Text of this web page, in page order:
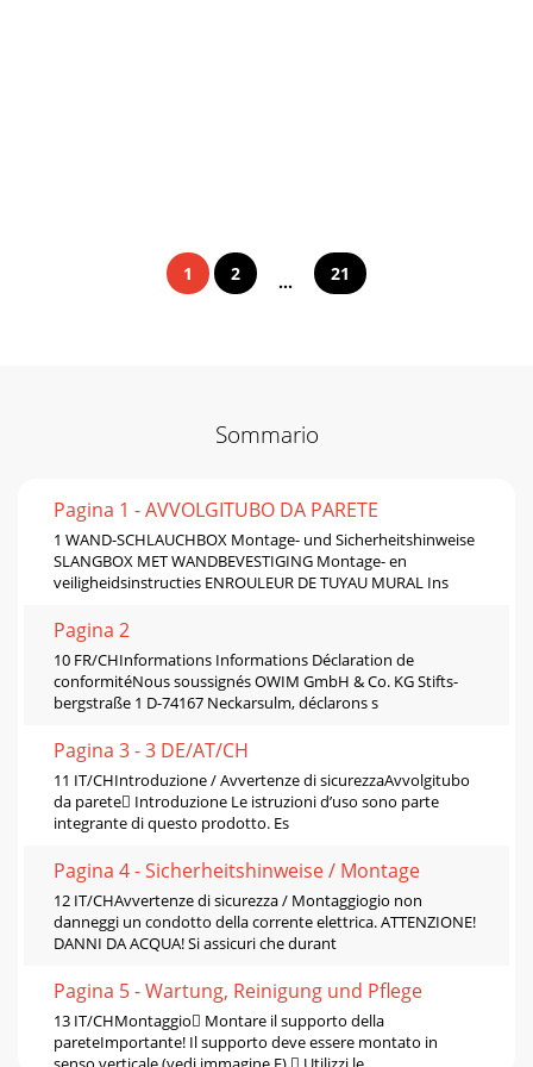
1 2 ... 21
Sommario
Pagina 1 - AVVOLGITUBO DA PARETE
1 WAND-SCHLAUCHBOX Montage- und Sicherheitshinweise
SLANGBOX MET WANDBEVESTIGING Montage- en
veiligheidsinstructies ENROULEUR DE TUYAU MURAL Ins
Pagina 2
10 FR/CHInformations Informations Déclaration de
conformitéNous soussignés OWIM GmbH & Co. KG Stifts-
bergstraße 1 D-74167 Neckarsulm, déclarons s
Pagina 3 - 3 DE/AT/CH
11 IT/CHIntroduzione / Avvertenze di sicurezzaAvvolgitubo
da parete Introduzione Le istruzioni d’uso sono parte
integrante di questo prodotto. Es
Pagina 4 - Sicherheitshinweise / Montage
12 IT/CHAvvertenze di sicurezza / Montaggiogio non
danneggi un condotto della corrente elettrica. ATTENZIONE!
DANNI DA ACQUA! Si assicuri che durant
Pagina 5 - Wartung, Reinigung und Pﬂege
13 IT/CHMontaggio Montare il supporto della
pareteImportante! Il supporto deve essere montato in